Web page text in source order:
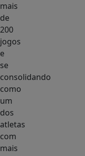
mais
de
200
jogos
e
se
consolidando
como
um
dos
atletas
com
mais